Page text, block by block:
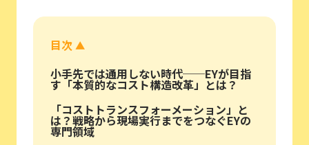
目次 ▲
小手先では通用しない時代──EYが目指
す「本質的なコスト構造改革」とは？
「コストトランスフォーメーション」と
は？戦略から現場実行までをつなぐEYの
専門領域